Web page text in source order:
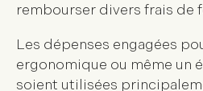
rembourser divers frais de
Les dépenses engagées
ergonomique ou même un
soient utilisées